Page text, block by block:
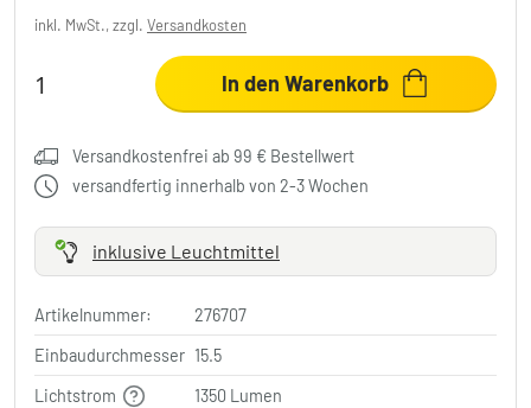
inkl. MwSt., zzgl. Versandkosten
In den Warenkorb
Versandkostenfrei ab 99 € Bestellwert
versandfertig innerhalb von 2-3 Wochen
inklusive Leuchtmittel
Artikelnummer:
276707
Einbaudurchmesser 15.5
Lichtstrom
1350 Lumen